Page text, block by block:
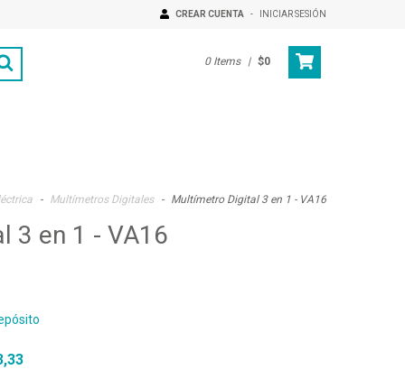
CREAR CUENTA - INICIAR SESIÓN
0 Items | $0
- Multímetros Digitales - Multímetro Digital 3 en 1 - VA16
3 en 1 - VA16